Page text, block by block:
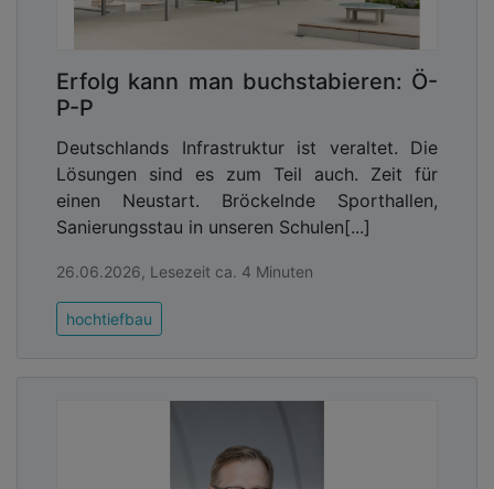
Erfolg kann man buchstabieren: Ö-
P-P
Deutschlands Infrastruktur ist veraltet. Die
Lösungen sind es zum Teil auch. Zeit für
einen Neustart. Bröckelnde Sporthallen,
Sanierungsstau in unseren Schulen[...]
26.06.2026, Lesezeit ca. 4 Minuten
hochtiefbau